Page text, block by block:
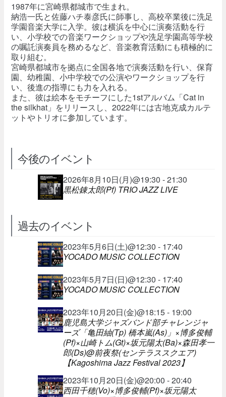
1987年に宮崎県都城市で生まれ。
納浩一氏と佐藤ハチ泰彦氏に師事し、高校卒業後に洗足
学園音楽大学に入学。彼は横浜を中心に演奏活動を行
い、小学校での音楽ワークショップや洗足学園高等学校
の嘱託演奏員を務めるなど、音楽教育活動にも積極的に
取り組む。
宮崎県都城市を拠点に全国各地で演奏活動を行い、保育
園、幼稚園、小中学校での公演やワークショップを行
い、後進の指導にも力を入れる。
また、彼は絵本をモチーフにした1stアルバム「Cat in
the silkhat」をリリースし、2022年には古地克成カルテ
ットやトリオに参加しています。
今後のイベント
2026年8月10日(月)@19:30 - 21:30
黒松錬太郎(Pf) TRIO JAZZ LIVE
過去のイベント
2023年5月6日(土)@12:30 - 17:40
YOCADO MUSIC COLLECTION
2023年5月7日(日)@12:30 - 17:40
YOCADO MUSIC COLLECTION
2023年10月20日(金)@18:15 - 19:00
鹿児島大学ジャズバンド部チャレンジャ
ーズ「亀田紬(Tp) 橋本嵐(As)」×博多俊輔
(Pf)×山崎トム(Gt)×坂元陽太(Ba)×森田孝一
郎(Ds)@前夜祭(センテラススクエア)
【Kagoshima Jazz Festival 2023】
2023年10月20日(金)@20:00 - 20:40
西田千穂(Vo)×博多俊輔(Pf)×坂元陽太